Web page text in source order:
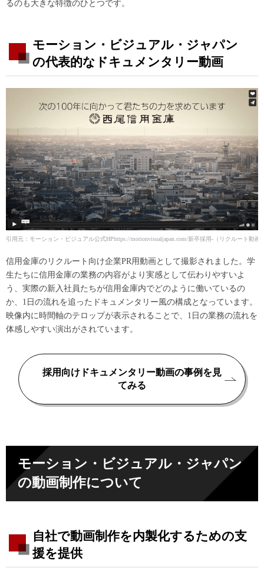
るのも大きな特徴のひとつです。
モーション・ビジュアル・ジャパン
の代表的なドキュメンタリー動画
引用元：モーション・ビジュアル公式HPhttps://motionvisualjapan.com/新卒採用-（リクルート動
信用金庫のリクルート向け企業PR用動画として撮影されました。学
生たちに信用金庫の業務の内容がより実感として伝わりやすいよ
う、実際の新入社員たちが信用金庫内でどのように働いているの
か、1日の流れを追ったドキュメンタリー風の構成となっています。
映像内に時間軸のテロップが表示されることで、1日の業務の流れを
体感しやすい演出がされています。
採用向けドキュメンタリー動画の事例を見
てみる
モーション・ビジュアル・ジャパン
の動画制作について
自社で動画制作を内製化するための支
援を提供